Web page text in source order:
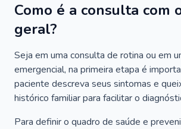
Como é a consulta com
geral?
Seja em uma consulta de rotina ou em
emergencial, na primeira etapa é
paciente descreva seus sintomas e
histórico familiar para facilitar o
Para definir o quadro de saúde e